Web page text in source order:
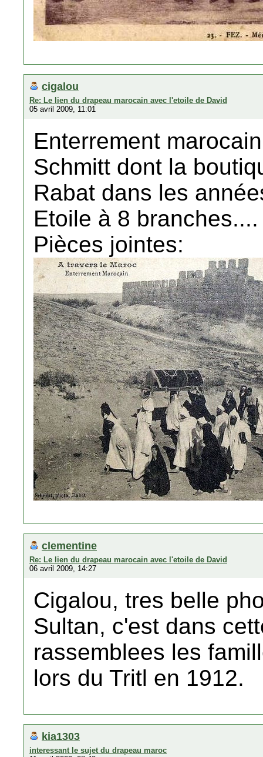
cigalou
Re: Le lien du drapeau marocain avec l'etoile de David
05 avril 2009, 11:01
Enterrement
Schmitt dont la
Rabat dans les
Etoile à 8 branches....
Pièces jointes:
clementine
Re: Le lien du drapeau marocain avec l'etoile de David
06 avril 2009, 14:27
Cigalou, tres belle
Sultan, c'est dans
rassemblees les
lors du Tritl en 1912.
kia1303
interessant le sujet du drapeau maroc